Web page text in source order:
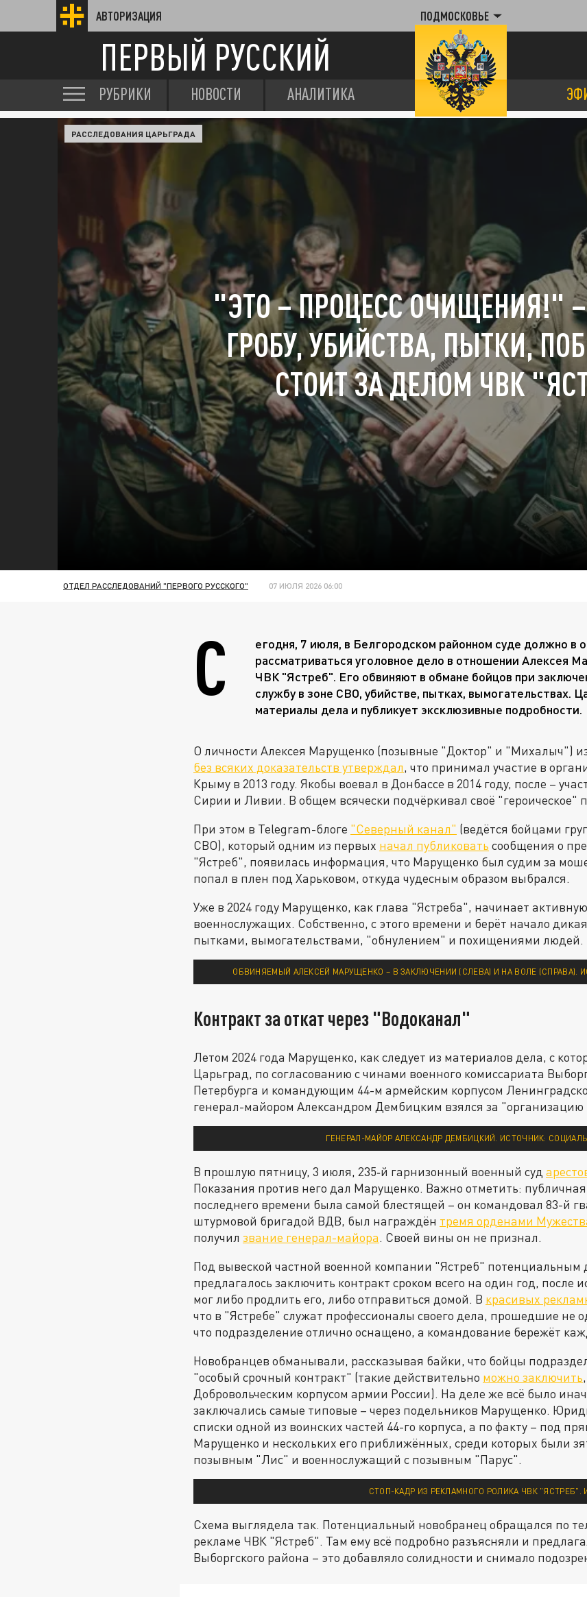
АВТОРИЗАЦИЯ ПОДМОСКОВЬЕ
ПЕРВЫЙ РУССКИЙ
РУБРИКИ НОВОСТИ АНАЛИТИКА
РАССЛЕДОВАНИЯ ЦАРЬГРАДА
"ЭТО – ПРОЦЕСС ОЧИЩЕНИЯ!"
ГРОБУ, УБИЙСТВА, ПЫТКИ,
СТОИТ ЗА ДЕЛОМ ЧВК
ОТДЕЛ РАССЛЕДОВАНИЙ "ПЕРВОГО РУССКОГО" 07 ИЮЛЯ 2026 06:00
С
егодня, 7 июля, в Белгородском районном суде должно в
рассматриваться уголовное дело в отношении Алексея
ЧВК "Ястреб". Его обвиняют в обмане бойцов при
службу в зоне СВО, убийстве, пытках, вымогательствах.
материалы дела и публикует эксклюзивные подробности.
О личности Алексея Марущенко (позывные "Доктор" и "Михалыч")
без всяких доказательств утверждал, что принимал участие в
Крыму в 2013 году. Якобы воевал в Донбассе в 2014 году, после –
Сирии и Ливии. В общем всячески подчёркивал своё "героическое"
При этом в Telegram-блоге "Северный канал" (ведётся бойцами
СВО), который одним из первых начал публиковать сообщения о
"Ястреб", появилась информация, что Марущенко был судим за
попал в плен под Харьковом, откуда чудесным образом выбрался.
Уже в 2024 году Марущенко, как глава "Ястреба", начинает
военнослужащих. Собственно, с этого времени и берёт начало
пытками, вымогательствами, "обнулением" и похищениями людей.
ОБВИНЯЕМЫЙ АЛЕКСЕЙ МАРУЩЕНКО – В ЗАКЛЮЧЕНИИ (СЛЕВА) И НА ВОЛЕ (СПРАВА).
Контракт за откат через "Водоканал"
Летом 2024 года Марущенко, как следует из материалов дела, с
Царьград, по согласованию с чинами военного комиссариата
Петербурга и командующим 44-м армейским корпусом
генерал-майором Александром Дембицким взялся за
ГЕНЕРАЛ-МАЙОР АЛЕКСАНДР ДЕМБИЦКИЙ. ИСТОЧНИК:
В прошлую пятницу, 3 июля, 235‑й гарнизонный военный суд
Показания против него дал Марущенко. Важно отметить:
последнего времени была самой блестящей – он командовал 83-й
штурмовой бригадой ВДВ, был награждён тремя орденами
получил звание генерал-майора. Своей вины он не признал.
Под вывеской частной военной компании "Ястреб" потенциальным
предлагалось заключить контракт сроком всего на один год, после
мог либо продлить его, либо отправиться домой. В красивых
что в "Ястребе" служат профессионалы своего дела, прошедшие не
что подразделение отлично оснащено, а командование бережёт
Новобранцев обманывали, рассказывая байки, что бойцы
"особый срочный контракт" (такие действительно можно заключить
Добровольческим корпусом армии России). На деле же всё было
заключались самые типовые – через подельников Марущенко.
списки одной из воинских частей 44-го корпуса, а по факту – под
Марущенко и нескольких его приближённых, среди которых были
позывным "Лис" и военнослужащий с позывным "Парус".
СТОП-КАДР ИЗ РЕКЛАМНОГО РОЛИКА ЧВК "ЯСТРЕБ".
Схема выглядела так. Потенциальный новобранец обращался по
рекламе ЧВК "Ястреб". Там ему всё подробно разъясняли и
Выборгского района – это добавляло солидности и снимало